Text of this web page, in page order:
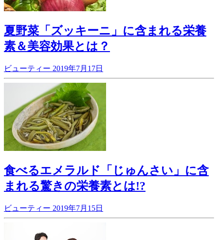
夏野菜「ズッキーニ」に含まれる栄養
素＆美容効果とは？
ビューティー 2019年7月17日
食べるエメラルド「じゅんさい」に含
まれる驚きの栄養素とは!?
ビューティー 2019年7月15日